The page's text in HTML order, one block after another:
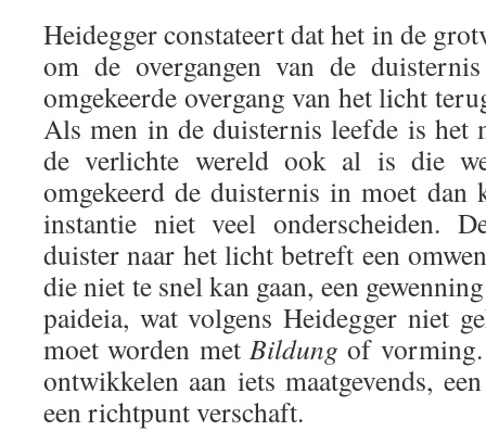
Heidegger constateert dat het in de
om de overgangen van de
omgekeerde overgang van het licht
Als men in de duisternis leefde is het
de verlichte wereld ook al is die
omgekeerd de duisternis in moet dan
instantie niet veel onderscheiden.
duister naar het licht betreft een
die niet te snel kan gaan, een
paideia, wat volgens Heidegger niet
moet worden met Bildung of
ontwikkelen aan iets maatgevends,
een richtpunt verschaft.